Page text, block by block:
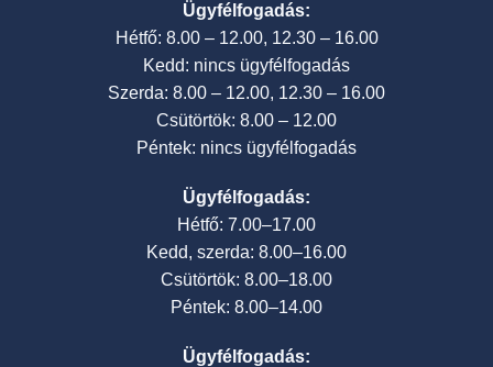
Ügyfélfogadás:
Hétfő: 8.00 – 12.00, 12.30 – 16.00
Kedd: nincs ügyfélfogadás
Szerda: 8.00 – 12.00, 12.30 – 16.00
Csütörtök: 8.00 – 12.00
Péntek: nincs ügyfélfogadás
Ügyfélfogadás:
Hétfő: 7.00–17.00
Kedd, szerda: 8.00–16.00
Csütörtök: 8.00–18.00
Péntek: 8.00–14.00
Ügyfélfogadás: